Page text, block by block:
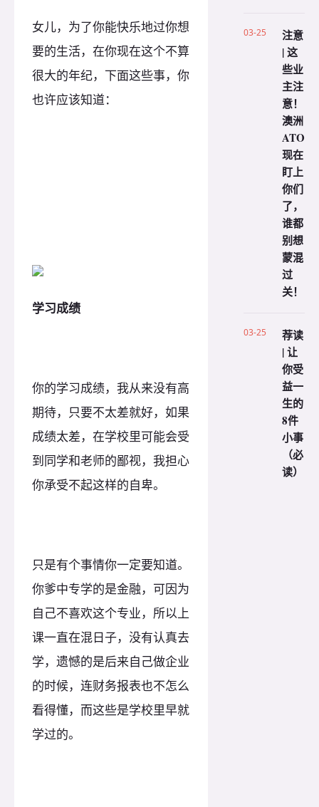
女儿，为了你能快乐地过你想
要的生活，在你现在这个不算
很大的年纪，下面这些事，你
也许应该知道：
学习成绩
你的学习成绩，我从来没有高
期待，只要不太差就好，如果
成绩太差，在学校里可能会受
到同学和老师的鄙视，我担心
你承受不起这样的自卑。
只是有个事情你一定要知道。
你爹中专学的是金融，可因为
自己不喜欢这个专业，所以上
课一直在混日子，没有认真去
学，遗憾的是后来自己做企业
的时候，连财务报表也不怎么
看得懂，而这些是学校里早就
学过的。
03-25
注意
| 这
些业
主注
意！
澳洲
ATO
现在
盯上
你们
了，
谁都
别想
蒙混
过
关！
03-25
荐读
| 让
你受
益一
生的
8件
小事
（必
读）